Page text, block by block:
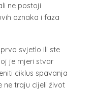
ne postoji
oznaka i faza
svjetlo ili ste
je mjeri stvar
ciklus spavanja
ne traju cijeli život